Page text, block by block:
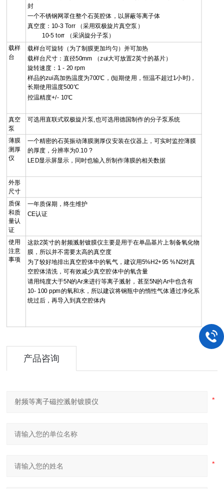
封
一个不锈钢网罩住整个石英腔体，以屏蔽等离子体
真空度：10-3 Torr （采用双极旋片真空泵）
10-5 torr （采涡旋分子泵）
载样
台
载样台可旋转（为了制膜更加均匀）并可加热
载样台尺寸：直径50mm （zui大可放置2英寸的基片）
旋转速度：1 - 20 rpm
样品的zui高加热温度为700℃，(短期使用，恒温不超过1小时)，
长期使用温度500℃
控温精度+/- 10℃
真空
泵
可选用直联式双极旋片泵,也可选用德国制作的分子泵系统
薄膜
测厚
仪
一个精密的石英振动薄膜测厚仪安装在仪器上，可实时监控薄膜
的厚度，分辨率为0.10 ?
LED显示屏显示，同时也输入所制作薄膜的相关数据
外形
尺寸
质保
和质
量认
证
一年质保期，终生维护
CE认证
使用
注意
事项
这款2英寸的射频溅射镀膜仪主要是用于在单晶基片上制备氧化物
膜，所以并不需要太高的真空度
为了较好地排出真空腔体中的氧气，建议用5%H2+95 %N2对真
空腔体清洗，可有效减少真空腔体中的氧含量
请用纯度大于5N的Ar来进行等离子溅射，甚至5N的Ar中也含有
10- 100 ppm的氧和水，所以建议将钢瓶中的惰性气体通过净化系
统过后，再导入到真空腔体内
产品咨询